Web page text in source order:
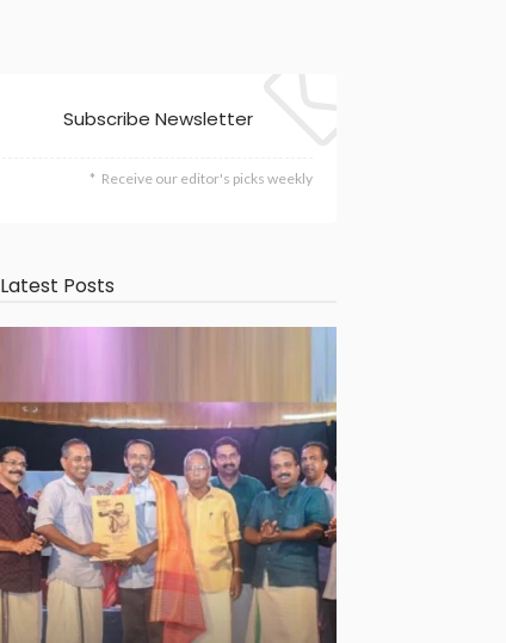
Subscribe Newsletter
Receive our editor's picks weekly
Latest Posts